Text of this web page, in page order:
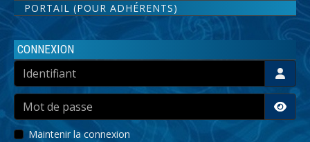
PORTAIL (POUR ADHÉRENTS)
CONNEXION
Identifiant
Mot de passe
Maintenir la connexion